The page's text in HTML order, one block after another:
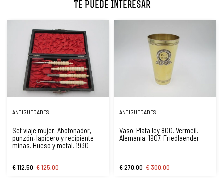
Te Puede Interesar
ANTIGÜEDADES
Set viaje mujer. Abotonador,
punzón, lapicero y recipiente
minas. Hueso y metal. 1930
€ 112,50 € 125,00
ANTIGÜEDADES
Vaso. Plata ley 800. Vermeil.
Alemania. 1907. Friedlaender
€ 270,00 € 300,00